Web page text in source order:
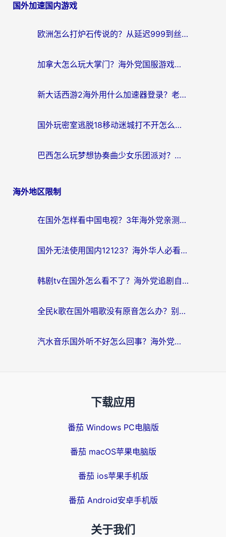
国外加速国内游戏
欧洲怎么打炉石传说的？从延迟999到丝滑上分，我找到了靠谱加速器
加拿大怎么玩大掌门？海外党国服游戏加速避坑指南（附实用工具推荐）
新大话西游2海外用什么加速器登录？老玩家亲测有效的国服游戏加速指南
国外玩密室逃脱18移动迷城打不开怎么办？海外玩家亲测有效的解决指南
巴西怎么玩梦想协奏曲少女乐团派对？海外党必看的国服游戏加速全攻略（附波兰天涯明月刀实用技巧）
海外地区限制
在国外怎样看中国电视？3年海外党亲测有效的追剧加速器指南
国外无法使用国内12123？海外华人必看：选对回国加速器，解决迪拜语音+12123访问难题
韩剧tv在国外怎么看不了？海外党追剧自由的终极解决方案来了
全民k歌在国外唱歌没有原音怎么办？别让地域限制毁了你的麦霸时刻
汽水音乐国外听不好怎么回事？海外党亲测有效的回国加速方案来了
下载应用
番茄 Windows PC电脑版
番茄 macOS苹果电脑版
番茄 ios苹果手机版
番茄 Android安卓手机版
关于我们